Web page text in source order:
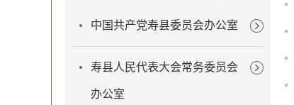
中国共产党寿县委员会办公室
寿县人民代表大会常务委员会
办公室